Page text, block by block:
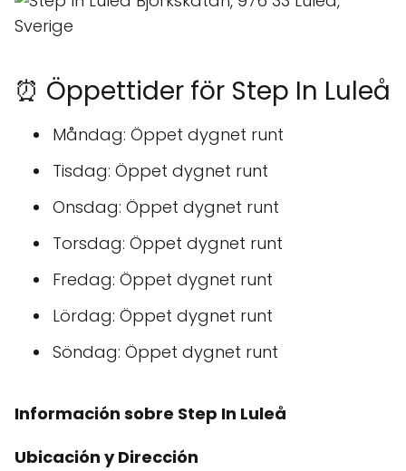
⏰ Öppettider för Step In Luleå
Måndag: Öppet dygnet runt
Tisdag: Öppet dygnet runt
Onsdag: Öppet dygnet runt
Torsdag: Öppet dygnet runt
Fredag: Öppet dygnet runt
Lördag: Öppet dygnet runt
Söndag: Öppet dygnet runt
Información sobre Step In Luleå
Ubicación y Dirección